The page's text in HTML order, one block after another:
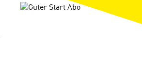
Bildergalerie überspringen